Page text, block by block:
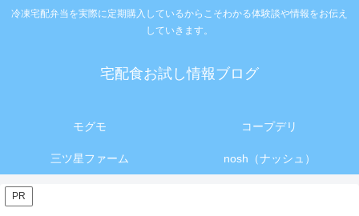
冷凍宅配弁当を実際に定期購入しているからこそわかる体験談や情報をお伝え
していきます。
宅配食お試し情報ブログ
モグモ コープデリ
三ツ星ファーム nosh（ナッシュ）
PR